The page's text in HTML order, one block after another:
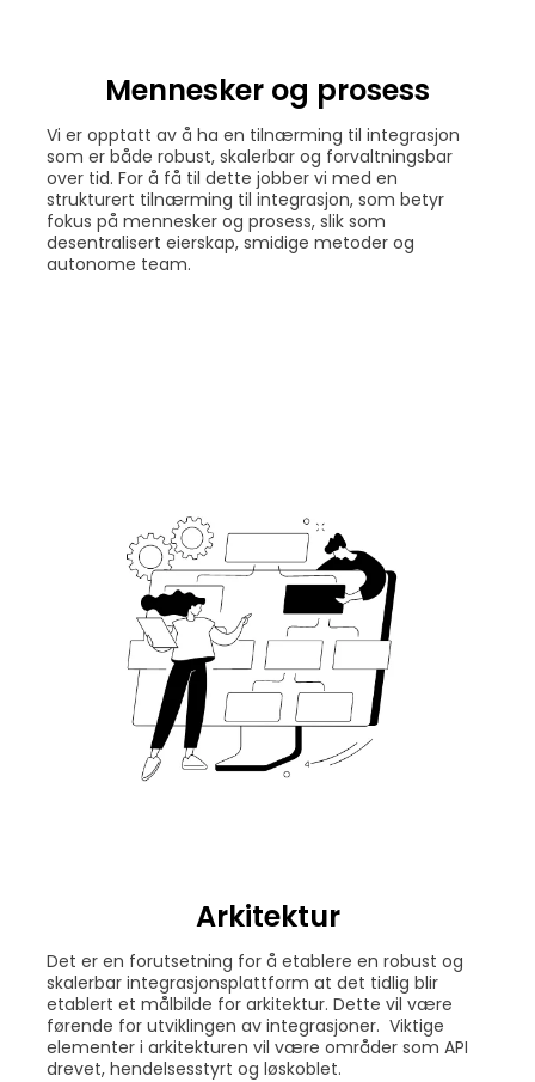
Mennesker og prosess
Vi er opptatt av å ha en tilnærming til integrasjon
som er både robust, skalerbar og forvaltningsbar
over tid. For å få til dette jobber vi med en
strukturert tilnærming til integrasjon, som betyr
fokus på mennesker og prosess, slik som
desentralisert eierskap, smidige metoder og
autonome team.
Arkitektur
Det er en forutsetning for å etablere en robust og
skalerbar integrasjonsplattform at det tidlig blir
etablert et målbilde for arkitektur. Dette vil være
førende for utviklingen av integrasjoner. Viktige
elementer i arkitekturen vil være områder som API
drevet, hendelsesstyrt og løskoblet.